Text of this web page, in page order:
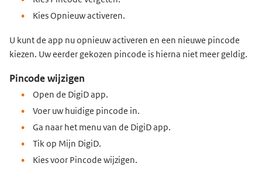
Kies Opnieuw activeren.
U kunt de app nu opnieuw activeren en een nieuwe pincode
kiezen. Uw eerder gekozen pincode is hierna niet meer geldig.
Pincode wijzigen
Open de DigiD app.
Voer uw huidige pincode in.
Ga naar het menu van de DigiD app.
Tik op Mijn DigiD.
Kies voor Pincode wijzigen.